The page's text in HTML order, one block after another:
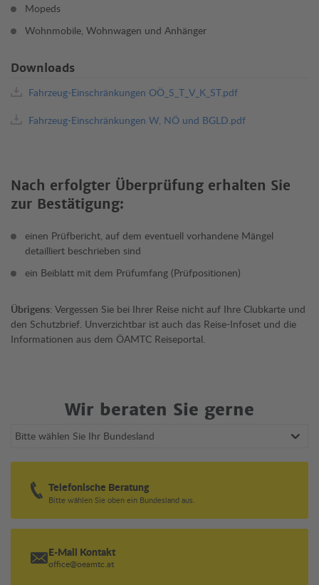
Mopeds
Wohnmobile, Wohnwagen und Anhänger
Downloads
Fahrzeug-Einschränkungen OÖ_S_T_V_K_ST.pdf
Fahrzeug-Einschränkungen W, NÖ und BGLD.pdf
Nach erfolgter Überprüfung erhalten Sie
zur Bestätigung:
einen Prüfbericht, auf dem eventuell vorhandene Mängel
detailliert beschrieben sind
ein Beiblatt mit dem Prüfumfang (Prüfpositionen)
Übrigens: Vergessen Sie bei Ihrer Reise nicht auf Ihre Clubkarte und
den Schutzbrief. Unverzichtbar ist auch das Reise-Infoset und die
Informationen aus dem ÖAMTC Reiseportal.
Wir beraten Sie gerne
Bundesland wählen
Telefonische Beratung
Bitte wählen Sie oben ein Bundesland aus.
E-Mail Kontakt
office@oeamtc.at